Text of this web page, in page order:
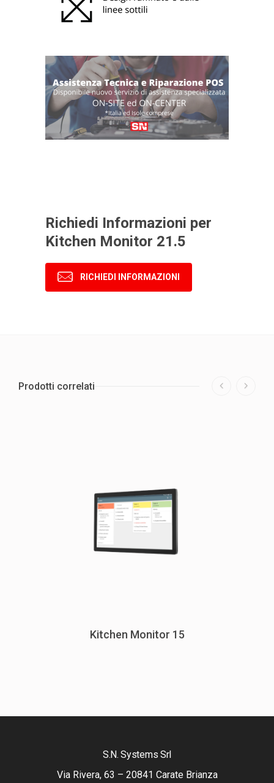
Richiedi Informazioni per
Kitchen Monitor 21.5
RICHIEDI INFORMAZIONI
Prodotti correlati
Kitchen Monitor 15
S.N. Systems Srl
Via Rivera, 63 – 20841 Carate Brianza